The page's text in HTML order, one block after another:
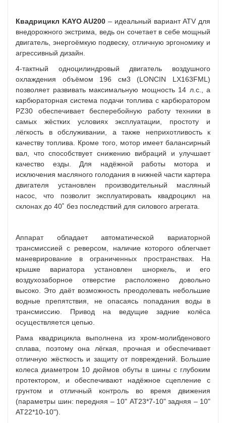
Квадрицикл KAYO AU200 – идеальный вариант ATV для
внедорожного экстрима, ведь он сочетает в себе мощный
двигатель, энергоёмкую подвеску, отличную эргономику и
агрессивный дизайн.
4-тактный одноцилиндровый двигатель воздушного
охлаждения объёмом 196 см3 (LONCIN LX163FML)
позволяет развивать максимальную мощность 14 л.с., а
карбюраторная система подачи топлива с карбюратором
PZ30 обеспечивает бесперебойную работу техники в
самых жёстких условиях эксплуатации, простоту и
лёгкость в обслуживании, а также неприхотливость к
качеству топлива. Кроме того, мотор имеет балансирный
вал, что способствует снижению вибраций и улучшает
качество езды. Для надёжной работы мотора и
исключения масляного голодания в нижней части картера
двигателя установлен производительный масляный
насос, что позволит эксплуатировать квадроцикл на
склонах до 40˚ без последствий для силового агрегата.
Аппарат обладает автоматической вариаторной
трансмиссией с реверсом, наличие которого облегчает
маневрирование в ограниченных пространствах. На
крышке вариатора установлен шноркель, и его
воздухозаборное отверстие расположено довольно
высоко. Это даёт возможность преодолевать небольшие
водные препятствия, не опасаясь попадания воды в
трансмиссию. Привод на ведущие задние колёса
осуществляется цепью.
Рама квадрицикла выполнена из хром-молибденового
сплава, поэтому она лёгкая, прочная и обеспечивает
отличную жёсткость и защиту от повреждений. Большие
колеса диаметром 10 дюймов обуты в шины с глубоким
протектором, и обеспечивают надёжное сцепление с
грунтом и отличный контроль во время движения
(параметры шин: передняя – 10" AT23*7-10" задняя – 10"
AT22*10-10").